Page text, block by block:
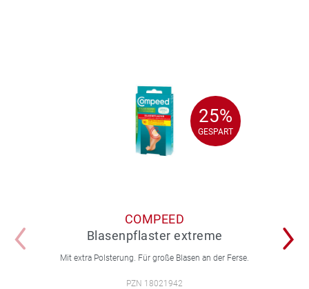
25%
GESPART
25%
GESPART
COMPEED
Blasenpflaster extreme
Mit extra Polsterung. Für große Blasen an der Ferse.
PZN 18021942